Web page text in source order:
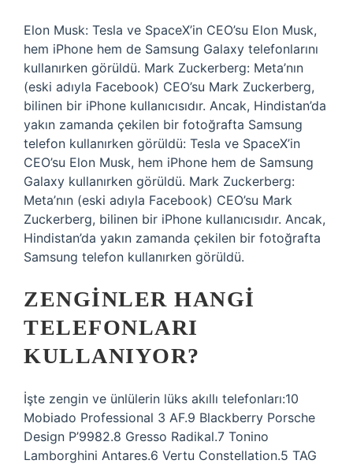
Elon Musk: Tesla ve SpaceX’in CEO’su Elon Musk,
hem iPhone hem de Samsung Galaxy telefonlarını
kullanırken görüldü. Mark Zuckerberg: Meta’nın
(eski adıyla Facebook) CEO’su Mark Zuckerberg,
bilinen bir iPhone kullanıcısıdır. Ancak, Hindistan’da
yakın zamanda çekilen bir fotoğrafta Samsung
telefon kullanırken görüldü: Tesla ve SpaceX’in
CEO’su Elon Musk, hem iPhone hem de Samsung
Galaxy kullanırken görüldü. Mark Zuckerberg:
Meta’nın (eski adıyla Facebook) CEO’su Mark
Zuckerberg, bilinen bir iPhone kullanıcısıdır. Ancak,
Hindistan’da yakın zamanda çekilen bir fotoğrafta
Samsung telefon kullanırken görüldü.
ZENGINLER HANGI
TELEFONLARI
KULLANIYOR?
İşte zengin ve ünlülerin lüks akıllı telefonları:10
Mobiado Professional 3 AF.9 Blackberry Porsche
Design P’9982.8 Gresso Radikal.7 Tonino
Lamborghini Antares.6 Vertu Constellation.5 TAG